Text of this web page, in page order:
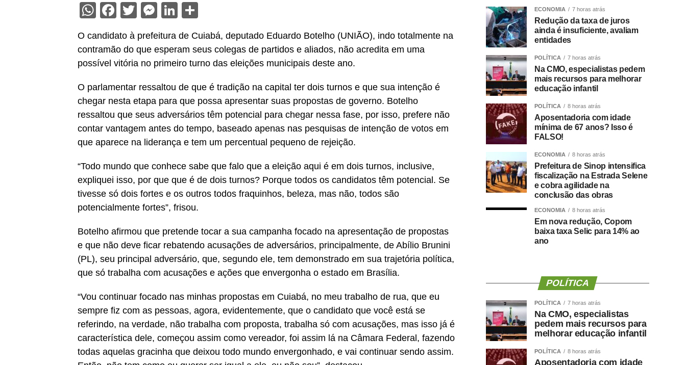
WhatsApp
Facebook
TwitterMessenger
LinkedIn
O candidato à prefeitura de Cuiabá, deputado Eduardo Botelho (UNIÃO), indo totalmente na
contramão do que esperam seus colegas de partidos e aliados, não acredita em uma
possível vitória no primeiro turno das eleições municipais deste ano.
O parlamentar ressaltou de que é tradição na capital ter dois turnos e que sua intenção é
chegar nesta etapa para que possa apresentar suas propostas de governo. Botelho
ressaltou que seus adversários têm potencial para chegar nessa fase, por isso, prefere não
contar vantagem antes do tempo, baseado apenas nas pesquisas de intenção de votos em
que aparece na liderança e tem um percentual pequeno de rejeição.
“Todo mundo que conhece sabe que falo que a eleição aqui é em dois turnos, inclusive,
expliquei isso, por que que é de dois turnos? Porque todos os candidatos têm potencial. Se
tivesse só dois fortes e os outros todos fraquinhos, beleza, mas não, todos são
potencialmente fortes”, frisou.
Botelho afirmou que pretende tocar a sua campanha focado na apresentação de propostas
e que não deve ficar rebatendo acusações de adversários, principalmente, de Abílio Brunini
(PL), seu principal adversário, que, segundo ele, tem demonstrado em sua trajetória política,
que só trabalha com acusações e ações que envergonha o estado em Brasília.
“Vou continuar focado nas minhas propostas em Cuiabá, no meu trabalho de rua, que eu
sempre fiz com as pessoas, agora, evidentemente, que o candidato que você está se
referindo, na verdade, não trabalha com proposta, trabalha só com acusações, mas isso já é
característica dele, começou assim como vereador, foi assim lá na Câmara Federal, fazendo
todas aquelas gracinha que deixou todo mundo envergonhado, e vai continuar sendo assim.
ECONOMIA 7 horas atrás
Redução da taxa de juros
ainda é insuficiente, avaliam
entidades
POLÍTICA 7 horas atrás
Na CMO, especialistas pedem
mais recursos para melhorar
educação infantil
POLÍTICA 8 horas atrás
Aposentadoria com idade
mínima de 67 anos? Isso é
FALSO!
ECONOMIA 8 horas atrás
Prefeitura de Sinop intensifica
fiscalização na Estrada Selene
e cobra agilidade na
conclusão das obras
ECONOMIA 8 horas atrás
Em nova redução, Copom
baixa taxa Selic para 14% ao
ano
POLÍTICA
POLÍTICA 7 horas atrás
Na CMO, especialistas
pedem mais recursos para
melhorar educação infantil
POLÍTICA 8 horas atrás
Aposentadoria com idade